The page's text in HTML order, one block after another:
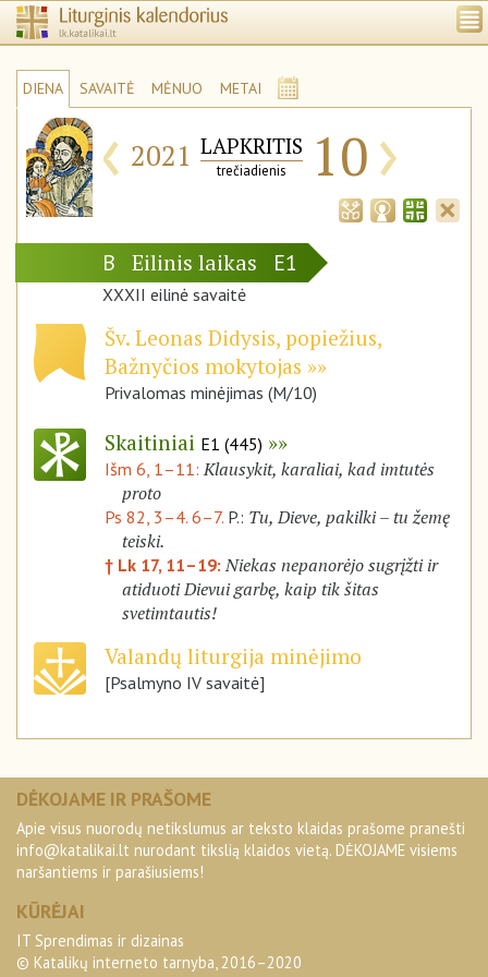
DIENA SAVAITĖ MĖNUO METAI
‹ 2021 LAPKRITIS
trečiadienis 10›
B Eilinis laikas E1
XXXII eilinė savaitė
Šv. Leonas Didysis, popiežius,
Bažnyčios mokytojas
Privalomas minėjimas (M/10)
Skaitiniai E1 (445)
Išm 6, 1–11:Klausykit, karaliai, kad imtutės
proto
Ps 82, 3–4. 6–7. P.: Tu, Dieve, pakilki – tu žemę
teiski.
† Lk 17, 11–19:Niekas nepanorėjo sugrįžti ir
atiduoti Dievui garbę, kaip tik šitas
svetimtautis!
Valandų liturgija minėjimo
[Psalmyno IV savaitė]
DĖKOJAME IR PRAŠOME
Apie visus nuorodų netikslumus ar teksto klaidas prašome pranešti
info@katalikai.lt nurodant tikslią klaidos vietą. DĖKOJAME visiems
naršantiems ir parašiusiems!
KŪRĖJAI
IT Sprendimas ir dizainas
© Katalikų interneto tarnyba, 2016–2020